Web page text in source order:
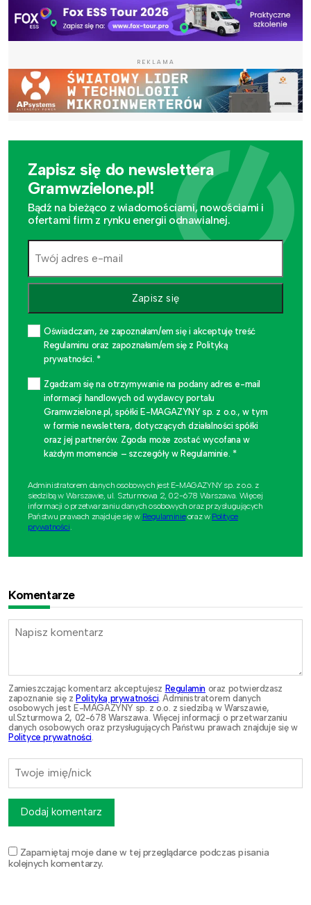
REKLAMA
Zapisz się do newslettera
Gramwzielone.pl!
Bądź na bieżąco z wiadomościami, nowościami i
ofertami firm z rynku energii odnawialnej.
Zapisz się
Oświadczam, że zapoznałam/em się i akceptuję treść
Regulaminu oraz zapoznałam/em się z Polityką
prywatności. *
Zgadzam się na otrzymywanie na podany adres e-mail
informacji handlowych od wydawcy portalu
Gramwzielone.pl, spółki E-MAGAZYNY sp. z o.o., w tym
w formie newslettera, dotyczących działalności spółki
oraz jej partnerów. Zgoda może zostać wycofana w
każdym momencie – szczegóły w Regulaminie. *
Administratorem danych osobowych jest E-MAGAZYNY sp. z o.o. z
siedzibą w Warszawie, ul. Szturmowa 2, 02-678 Warszawa. Więcej
informacji o przetwarzaniu danych osobowych oraz przysługujących
Państwu prawach znajduje się w Regulaminieoraz w Polityce
prywatności.
Komentarze
Zamieszczając komentarz akceptujesz Regulamin oraz potwierdzasz
zapoznanie się z Polityką prywatności. Administratorem danych
osobowych jest E-MAGAZYNY sp. z o.o. z siedzibą w Warszawie,
ul.Szturmowa 2, 02-678 Warszawa. Więcej informacji o przetwarzaniu
danych osobowych oraz przysługujących Państwu prawach znajduje się w
Polityce prywatności.
Zapamiętaj moje dane w tej przeglądarce podczas pisania
kolejnych komentarzy.
Dodaj komentarz